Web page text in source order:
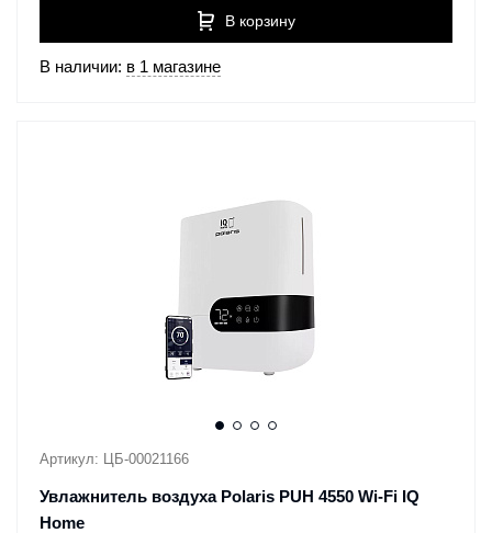
В корзину
В наличии: в 1 магазине
Артикул: ЦБ-00021166
Увлажнитель воздуха Polaris PUH 4550 Wi-Fi IQ
Home